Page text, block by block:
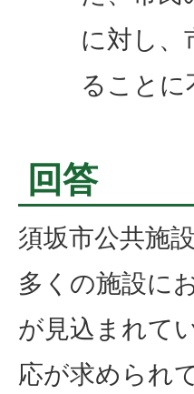
に対し、
ることに
回答
須坂市公共施
多くの施設に
が見込まれて
応が求められ